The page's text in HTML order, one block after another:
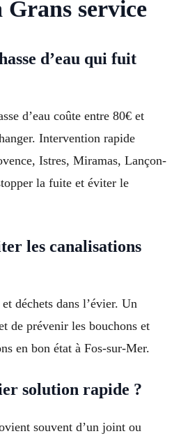
service
d’eau qui fuit
d’eau coûte entre 80€ et
Intervention rapide
Istres, Miramas, Lançon-
la fuite et éviter le
les canalisations
déchets dans l’évier. Un
de prévenir les bouchons et
en bon état à Fos-sur-Mer.
solution rapide ?
souvent d’un joint ou